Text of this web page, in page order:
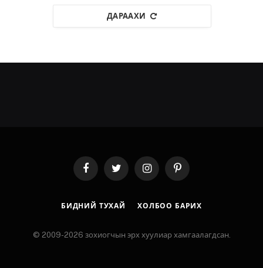
ДАРААХИ
FacebookTwitter InstagramPinterest
БИДНИЙ ТУХАЙ ХОЛБОО БАРИХ
© 2009-2026 зохиогчын эрх хуулиар хамгаалагдсан.